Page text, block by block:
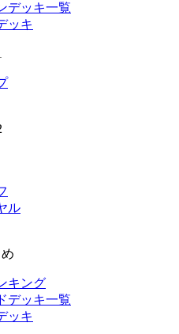
デッキ一覧
ッキ
ル
キング
デッキ一覧
ッキ